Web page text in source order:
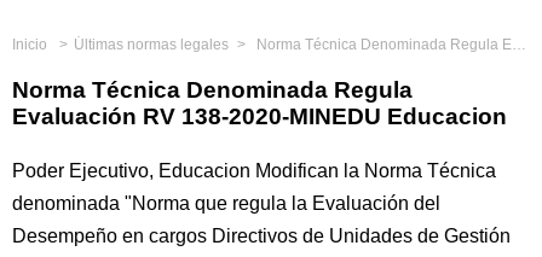
Inicio Últimas normas legales Norma Técnica Denominada Regula Evaluación RV 138-2020-MINEDU Educacion
Norma Técnica Denominada Regula
Evaluación RV 138-2020-MINEDU Educacion
Poder Ejecutivo, Educacion Modifican la Norma Técnica
denominada "Norma que regula la Evaluación del
Desempeño en cargos Directivos de Unidades de Gestión